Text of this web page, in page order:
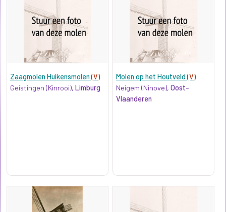
Zaagmolen Huikensmolen(V)
Geistingen (Kinrooi), Limburg
Molen op het Houtveld(V)
Neigem (Ninove),Oost-
Vlaanderen